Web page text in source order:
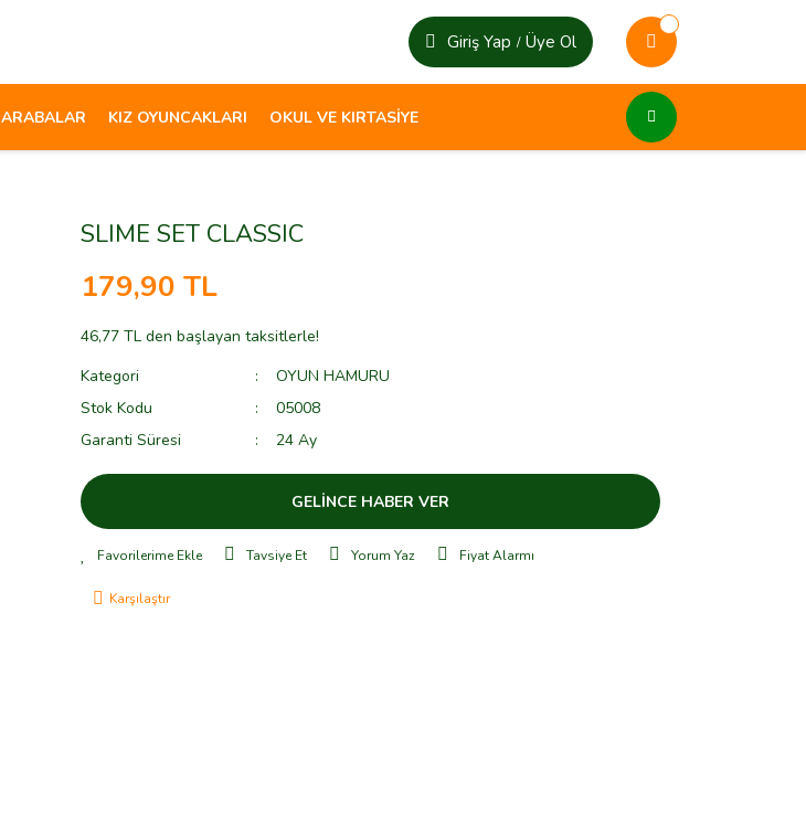
Giriş Yap / Üye Ol
ARABALAR KIZ OYUNCAKLARI OKUL VE KIRTASİYE
SLIME SET CLASSIC
179,90 TL
46,77 TL den başlayan taksitlerle!
Kategori
OYUN HAMURU
Stok Kodu
05008
Garanti Süresi
24 Ay
GELİNCE HABER VER
Tavsiye Et Yorum Yaz Fiyat Alarmı
Karşılaştır